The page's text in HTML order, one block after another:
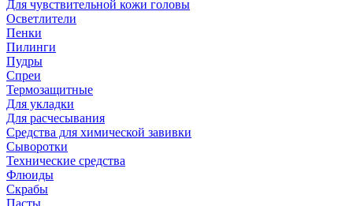
Для чувствительной кожи головы
Осветлители
Пенки
Пилинги
Пудры
Спреи
Термозащитные
Для укладки
Для расчесывания
Средства для химической завивки
Сыворотки
Технические средства
Флюиды
Скрабы
Пасты